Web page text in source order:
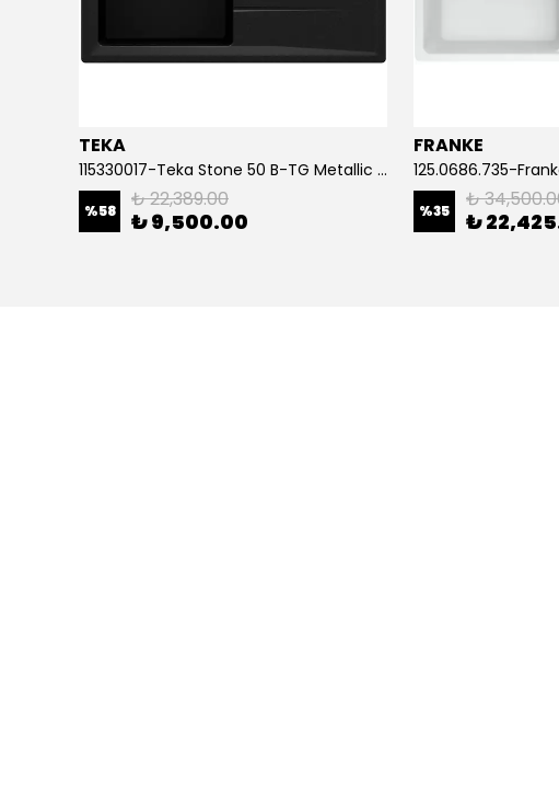
TEKA
115330017-Teka Stone 50 B-TG Metallic Black Granit Eviye
%58 ₺ 22,389.00
₺ 9,500.00
FRANKE
%35 ₺
₺